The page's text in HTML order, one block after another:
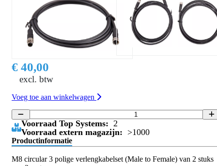
€ 40,00
excl. btw
Voeg toe aan winkelwagen
Voorraad Top Systems: 2
Voorraad extern magazijn: >1000
Productinformatie
M8 circular 3 polige verlengkabelset (Male to Female) van 2 stuks